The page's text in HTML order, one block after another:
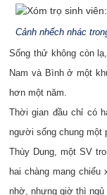
Cảnh nhếch nhác
Sống thử không còn
Nam và Bình ở một
hơn một năm.
Thời gian đầu chỉ có
người sống chung một
Thùy Dung, một SV
hai chàng mang
nhờ, nhưng giờ thì ngủ